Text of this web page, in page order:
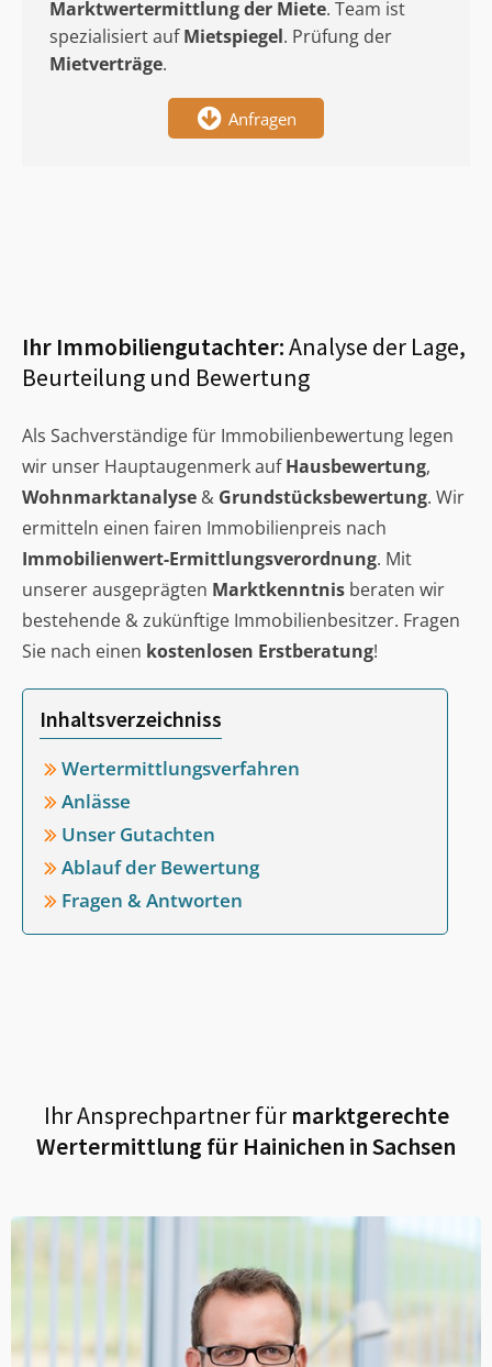
Marktwertermittlungder Miete. Team ist
spezialisiert aufMietspiegel. Prüfung der
Mietverträge.
Anfragen
Ihr Immobiliengutachter:Analyse der Lage,
Beurteilung und Bewertung
Als Sachverständige für Immobilienbewertung legen
wir unser Hauptaugenmerk aufHausbewertung,
Wohnmarktanalyse & Grundstücksbewertung. Wir
ermitteln einen fairen Immobilienpreis nach
Immobilienwert-Ermittlungsverordnung. Mit
unserer ausgeprägten Marktkenntnis beraten wir
bestehende & zukünftige Immobilienbesitzer. Fragen
Sie nach einen kostenlosen Erstberatung!
Inhaltsverzeichniss
Wertermittlungsverfahren
Anlässe
Unser Gutachten
Ablauf der Bewertung
Fragen & Antworten
Ihr Ansprechpartner fürmarktgerechte
Wertermittlung für Hainichen in Sachsen